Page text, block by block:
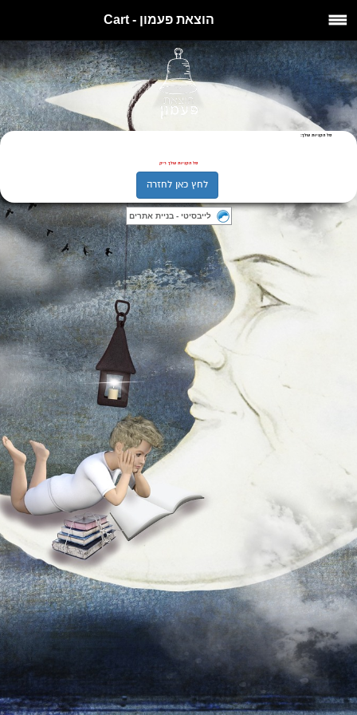
הוצאת פעמון - Cart
סל הקניות שלך:
סל הקניות שלך ריק
לחץ כאן לחזרה
לייבסיטי - בניית אתרים